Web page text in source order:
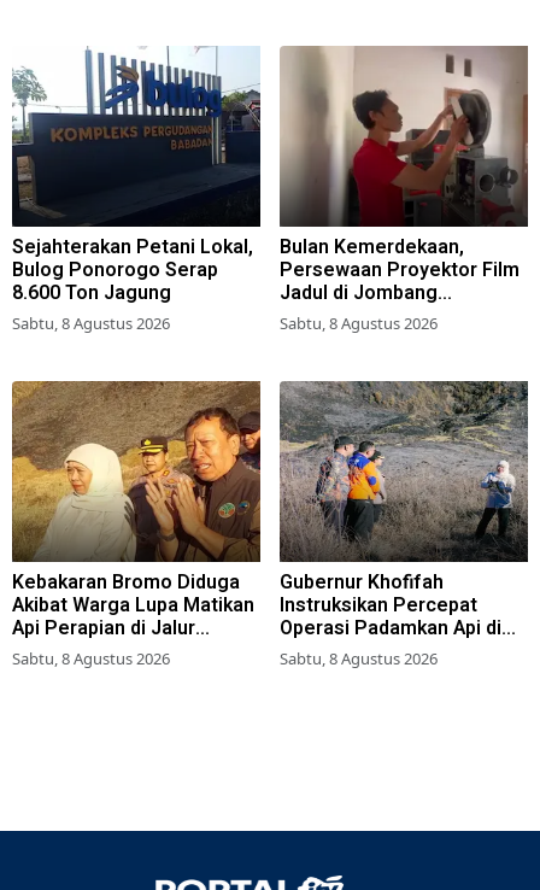
Sejahterakan Petani Lokal,
Bulog Ponorogo Serap
8.600 Ton Jagung
Sabtu, 8 Agustus 2026
Bulan Kemerdekaan,
Persewaan Proyektor Film
Jadul di Jombang
Meningkat
Sabtu, 8 Agustus 2026
Kebakaran Bromo Diduga
Akibat Warga Lupa Matikan
Api Perapian di Jalur
Tradisional
Sabtu, 8 Agustus 2026
Gubernur Khofifah
Instruksikan Percepat
Operasi Padamkan Api di
Wisata Bromo
Sabtu, 8 Agustus 2026